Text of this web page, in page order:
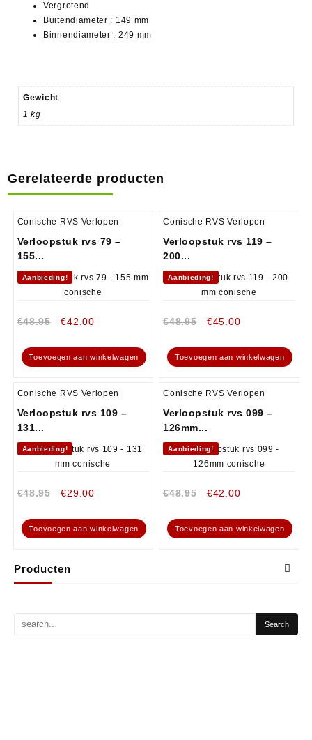
Producten
Vergrotend
Buitendiameter : 149 mm
Binnendiameter : 249 mm
Gewicht
1 kg
Gerelateerde producten
Conische RVS Verlopen
Verloopstuk rvs 79 –
155...
Aanbieding!
€48.95 €42.00
Toevoegen aan winkelwagen
Conische RVS Verlopen
Verloopstuk rvs 119 –
200...
Aanbieding!
€48.95 €45.00
Toevoegen aan winkelwagen
Conische RVS Verlopen
Verloopstuk rvs 109 –
131...
Aanbieding!
€48.95 €29.00
Toevoegen aan winkelwagen
Conische RVS Verlopen
Verloopstuk rvs 099 –
126mm...
Aanbieding!
€48.95 €42.00
Toevoegen aan winkelwagen